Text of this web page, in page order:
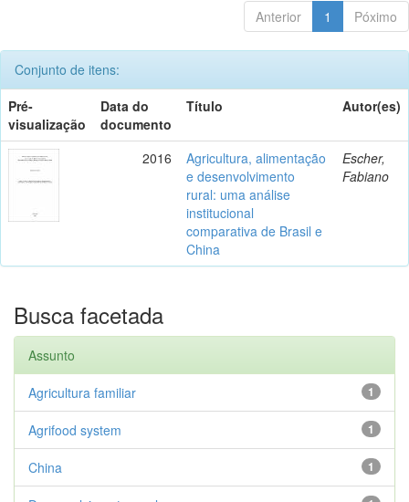
Anterior 1 Póximo
Conjunto de itens:
Pré-
visualização
Data do
documento
Título Autor(es)
2016
Agricultura, alimentação
e desenvolvimento
rural: uma análise
institucional
comparativa de Brasil e
China
Escher,
Fabiano
Busca facetada
Assunto
1
Agricultura familiar
1
Agrifood system
1
China